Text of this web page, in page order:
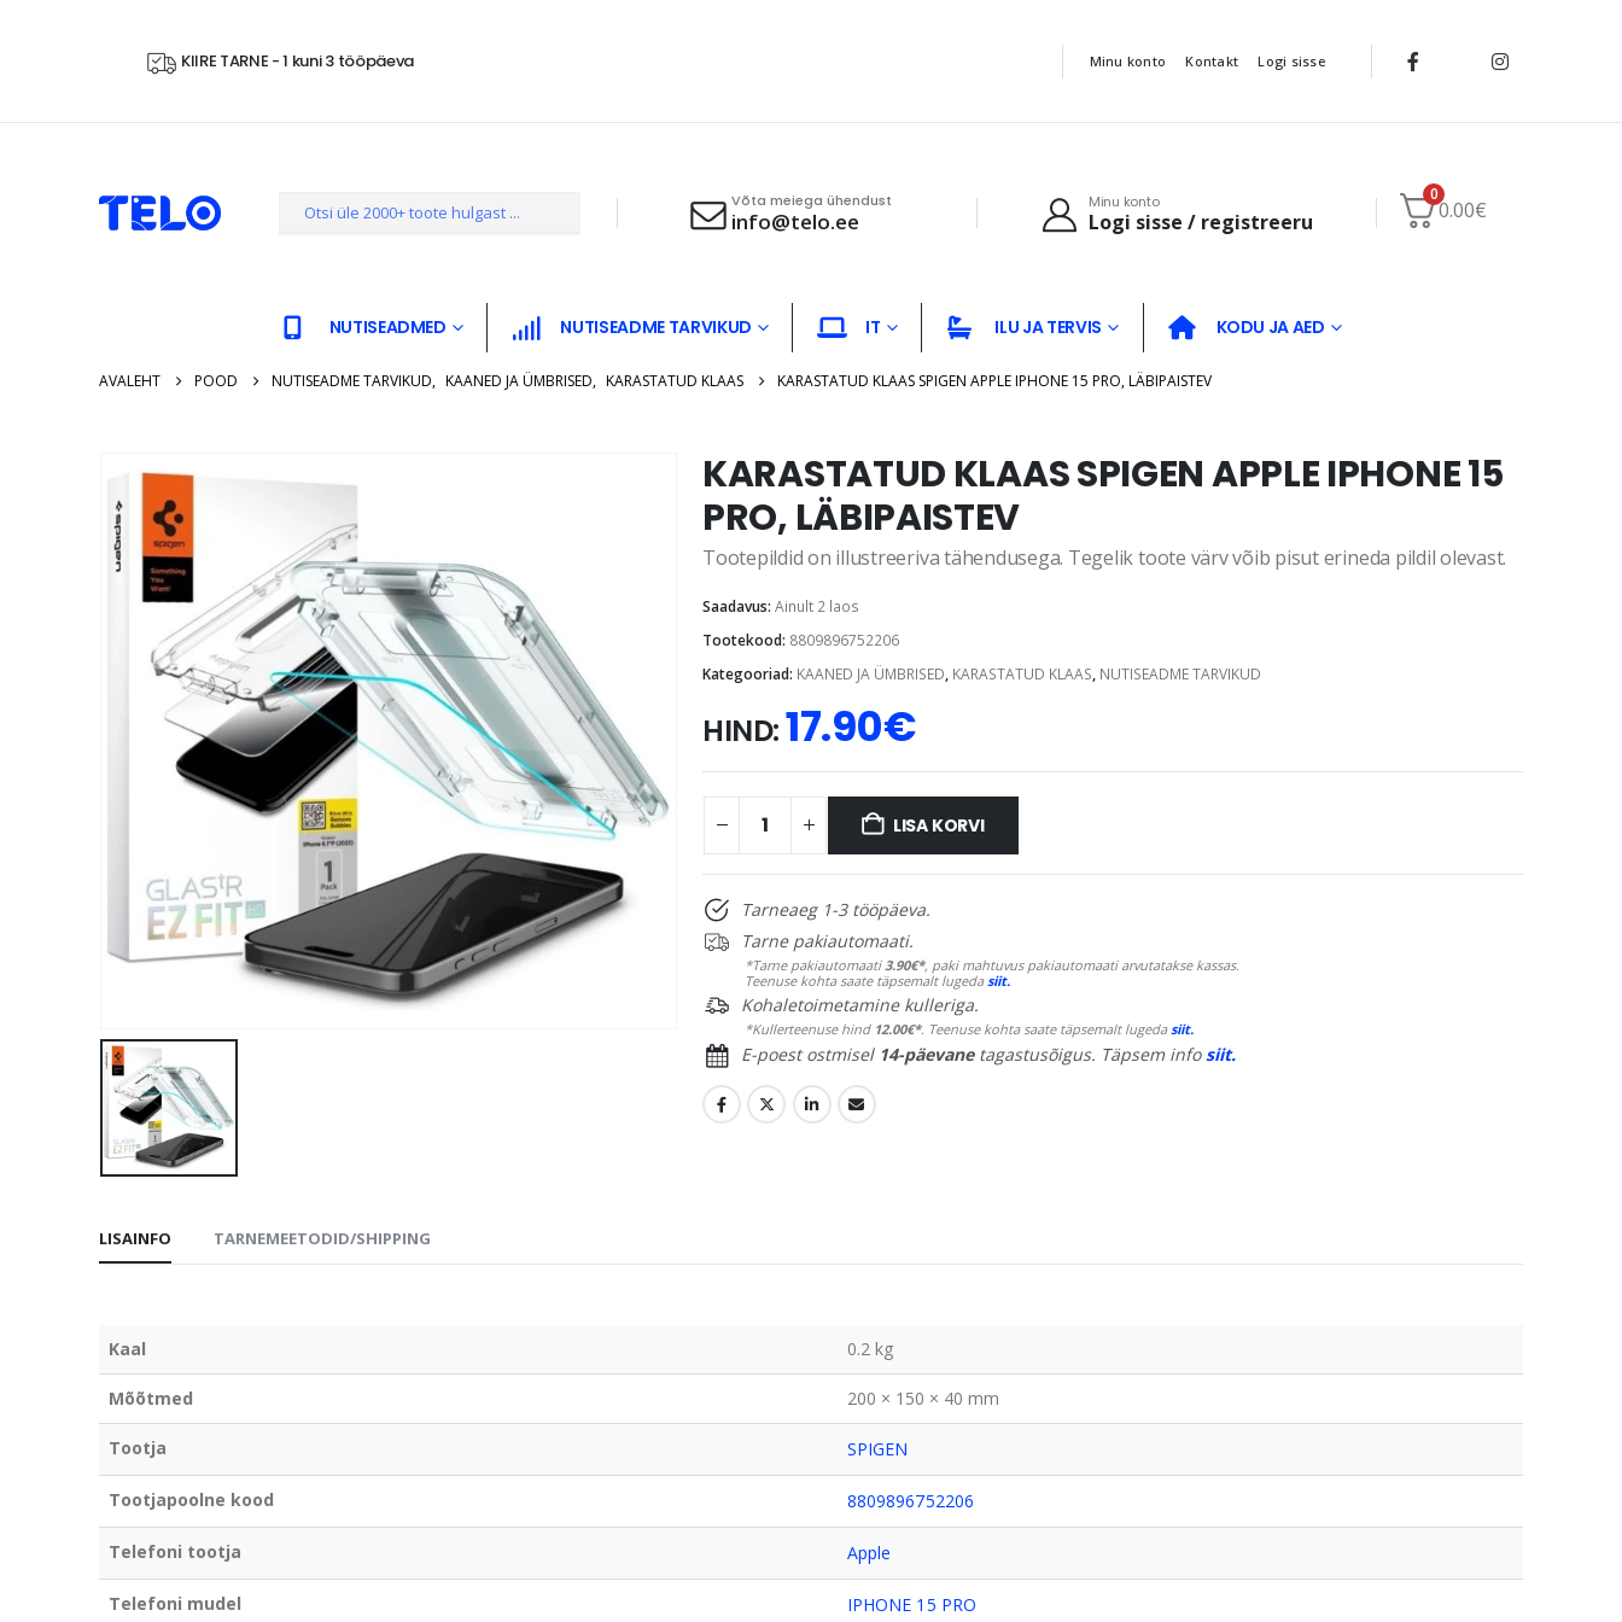
KIIRE TARNE - 1 kuni 3 tööpäeva Minu konto Kontakt Logi sisse
Võta meiega ühendust
info@telo.ee
Minu konto
Logi sisse / registreeru
0
0.00€
NUTISEADMED NUTISEADME TARVIKUD IT ILU JA TERVIS KODU JA AED
AVALEHT POOD NUTISEADME TARVIKUD, KAANED JA ÜMBRISED, KARASTATUD KLAAS KARASTATUD KLAAS SPIGEN APPLE IPHONE 15 PRO, LÄBIPAISTEV
KARASTATUD KLAAS SPIGEN APPLE IPHONE 15
PRO, LÄBIPAISTEV
Tootepildid on illustreeriva tähendusega. Tegelik toote värv võib pisut erineda pildil olevast.
Saadavus: Ainult 2 laos
Tootekood: 8809896752206
Kategooriad: KAANED JA ÜMBRISED, KARASTATUD KLAAS, NUTISEADME TARVIKUD
HIND:17.90€
LISA KORVI
Tarneaeg 1-3 tööpäeva.
Tarne pakiautomaati.
*Tarne pakiautomaati3.90€*, paki mahtuvus pakiautomaati arvutatakse kassas.
Teenuse kohta saate täpsemalt lugedasiit.
Kohaletoimetamine kulleriga.
*Kullerteenuse hind 12.00€*. Teenuse kohta saate täpsemalt lugedasiit.
E-poest ostmisel 14-päevanetagastusõigus. Täpsem info siit.
LISAINFO TARNEMEETODID/SHIPPING
Kaal 0.2 kg
Mõõtmed 200 × 150 × 40 mm
Tootja SPIGEN
Tootjapoolne kood 8809896752206
Telefoni tootja Apple
Telefoni mudel IPHONE 15 PRO